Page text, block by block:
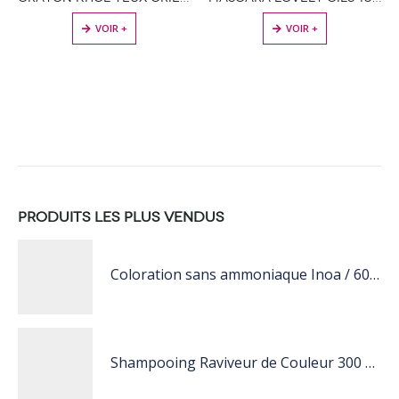
VOIR + VOIR +
PRODUITS LES PLUS VENDUS
Coloration sans ammoniaque Inoa / 60ML
Shampooing Raviveur de Couleur 300 ml Rose de Schwarzkopf Professional